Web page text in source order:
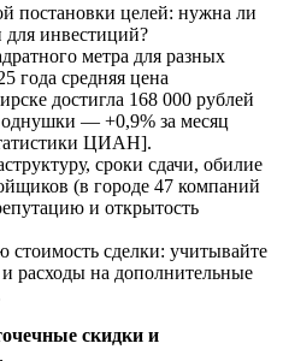
постановки целей: нужна ли
для инвестиций?
метра для разных
года средняя цена
достигла 168 000 рублей
— +0,9% за месяц
ЦИАН].
сроки сдачи, обилие
(в городе 47 компаний
и открытость
стоимость сделки: учитывайте
расходы на дополнительные
скидки и